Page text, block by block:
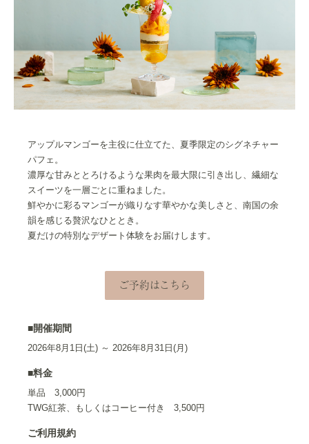
アップルマンゴーを主役に仕立てた、夏季限定のシグネチャー
パフェ。
濃厚な甘みととろけるような果肉を最大限に引き出し、繊細な
スイーツを一層ごとに重ねました。
鮮やかに彩るマンゴーが織りなす華やかな美しさと、南国の余
韻を感じる贅沢なひととき。
夏だけの特別なデザート体験をお届けします。
ご予約はこちら
■開催期間
2026年8月1日(土) ～ 2026年8月31日(月)
■料金
単品 3,000円
TWG紅茶、もしくはコーヒー付き 3,500円
ご利用規約